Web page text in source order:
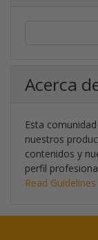
Acerca
Esta
nuestros
contenidos y
perfil
Read Guidelines